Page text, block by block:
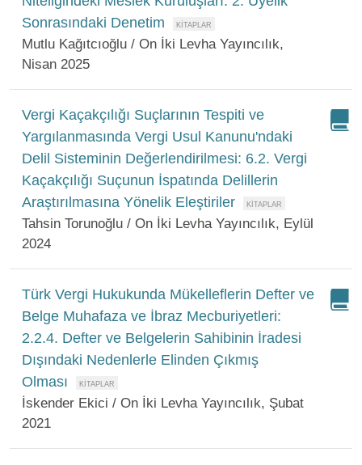
Sonrasındaki Denetim
Mutlu Kağıtcıoğlu / On İki Levha Yayıncılık,
Nisan 2025
Vergi Kaçakçılığı Suçlarının Tespiti ve
Yargılanmasında Vergi Usul Kanunu'ndaki
Delil Sisteminin Değerlendirilmesi: 6.2. Vergi
Kaçakçılığı Suçunun İspatında Delillerin
Araştırılmasına Yönelik Eleştiriler
Tahsin Torunoğlu / On İki Levha Yayıncılık, Eylül
2024
Türk Vergi Hukukunda Mükelleflerin Defter ve
Belge Muhafaza ve İbraz Mecburiyetleri:
2.2.4. Defter ve Belgelerin Sahibinin İradesi
Dışındaki Nedenlerle Elinden Çıkmış
Olması
İskender Ekici / On İki Levha Yayıncılık, Şubat
2021